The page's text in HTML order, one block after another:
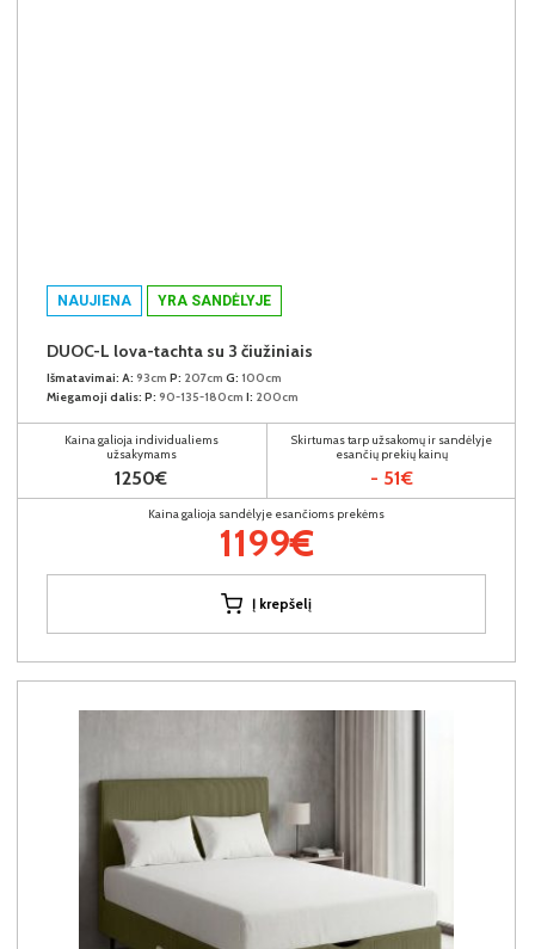
NAUJIENA YRA SANDĖLYJE
DUOC-L lova-tachta su 3 čiužiniais
Išmatavimai: A: 93cm P: 207cm G: 100cm
Miegamoji dalis: P: 90-135-180cm I: 200cm
Kaina galioja individualiems
užsakymams
1250€
Skirtumas tarp užsakomų ir sandėlyje
esančių prekių kainų
- 51€
Kaina galioja sandėlyje esančioms prekėms
1199€
Į krepšelį